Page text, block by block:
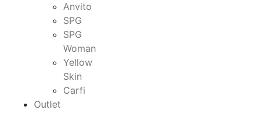
Anvito
SPG
SPG
Woman
Yellow
Skin
Carfi
Outlet